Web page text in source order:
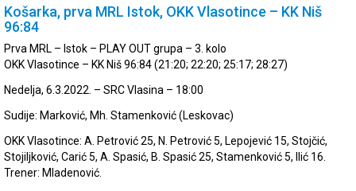
Košarka, prva MRL Istok, OKK Vlasotince – KK Niš
96:84
Prva MRL – Istok – PLAY OUT grupa – 3. kolo
OKK Vlasotince – KK Niš 96:84 (21:20; 22:20; 25:17; 28:27)
Nedelja, 6.3.2022. – SRC Vlasina – 18:00
Sudije: Marković, Mh. Stamenković (Leskovac)
OKK Vlasotince: A. Petrović 25, N. Petrović 5, Lepojević 15, Stojčić,
Stojiljković, Carić 5, A. Spasić, B. Spasić 25, Stamenković 5, Ilić 16.
Trener: Mladenović.